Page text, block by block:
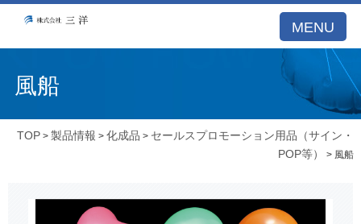
MENU
風船
TOP >製品情報 >化成品 > セールスプロモーション用品（サイン・
POP等）
> 風船